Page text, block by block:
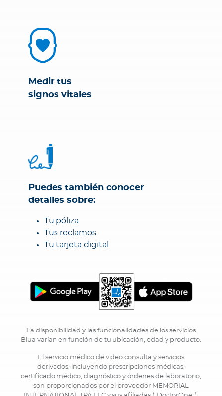
Medir tus
signos vitales
Puedes también conocer
detalles sobre:
Tu póliza
Tus reclamos
Tu tarjeta digital
La disponibilidad y las funcionalidades de los servicios
Blua varían en función de tu ubicación, edad y producto.
El servicio médico de video consulta y servicios
derivados, incluyendo prescripciones médicas,
certificado médico, diagnóstico y órdenes de laboratorio,
son proporcionados por el proveedor MEMORIAL